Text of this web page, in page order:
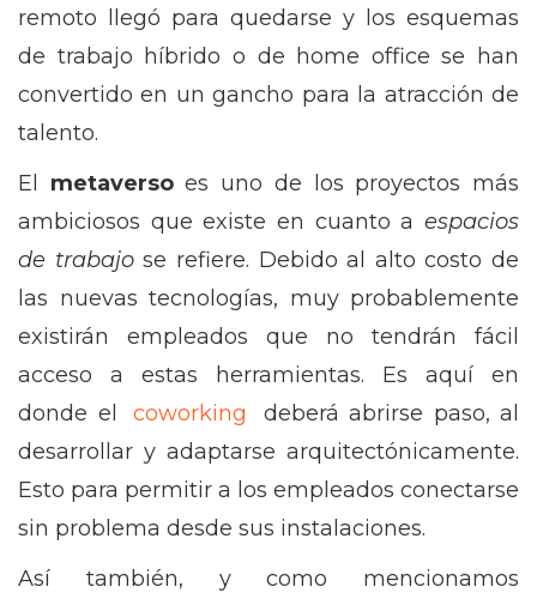
remoto llegó para quedarse y los esquemas
de trabajo híbrido o de home office se han
convertido en un gancho para la atracción de
talento.
El metaversoes uno de los proyectos más
ambiciosos que existe en cuanto a espacios
de trabajose refiere. Debido al alto costo de
las nuevas tecnologías, muy probablemente
existirán empleados que no tendrán fácil
acceso a estas herramientas. Es aquí en
donde el
coworking
deberá abrirse paso, al
desarrollar y adaptarse arquitectónicamente.
Esto para permitir a los empleados conectarse
sin problema desde sus instalaciones.
Así también, y como mencionamos